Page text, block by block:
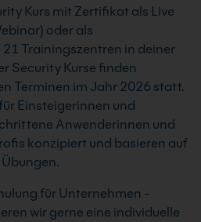
Kurs mit Zertifikat als Live
oder als
Trainingszentren in deiner
Security Kurse finden
Terminen im Jahr 2026 statt.
Einsteigerinnen und
Anwenderinnen und
konzipiert und basieren auf
für Unternehmen -
wir gerne eine individuelle